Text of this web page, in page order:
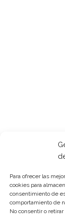
Para ofrecer las
cookies para
consentimiento de
comportamiento de
No consentir o